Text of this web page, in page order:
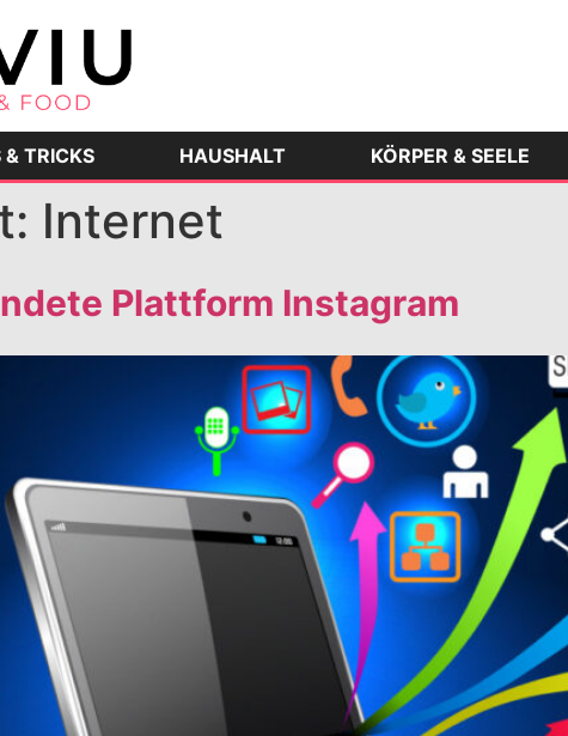
& TRICKS HAUSHALT KÖRPER & SEELE
Internet
Plattform Instagram